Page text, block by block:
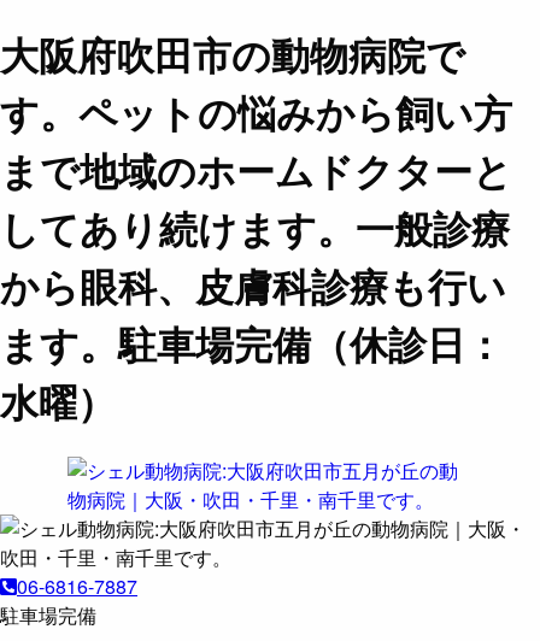
大阪府吹田市の動物病院で
す。ペットの悩みから飼い方
まで地域のホームドクターと
してあり続けます。一般診療
から眼科、皮膚科診療も行い
ます。駐車場完備（休診日：
水曜）
06-6816-7887
駐車場完備